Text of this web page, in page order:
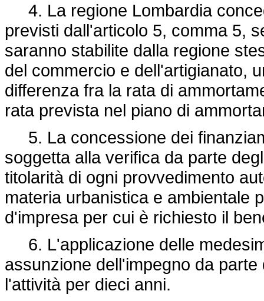
4. La regione Lombardia
previsti dall'articolo 5, comma 5,
saranno stabilite dalla regione
del commercio e dell'artigianato,
differenza fra la rata di
rata prevista nel piano di
5. La concessione dei
soggetta alla verifica da parte
titolarità di ogni provvedimento
materia urbanistica e ambientale
d'impresa per cui è richiesto il
6. L'applicazione delle
assunzione dell'impegno da
l'attività per dieci anni.